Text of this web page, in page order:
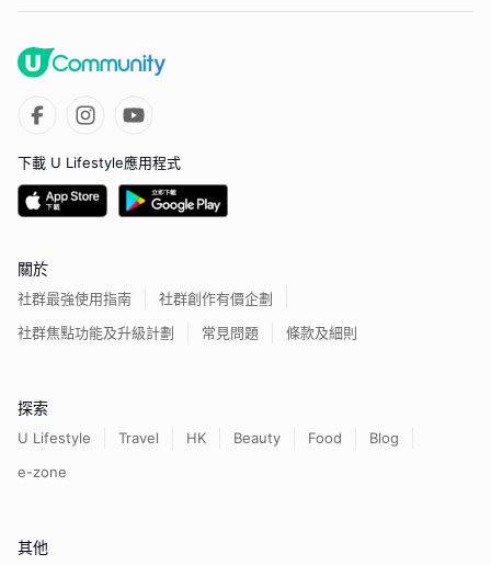
下載 U Lifestyle應用程式
關於
社群最強使用指南
社群創作有價企劃
社群焦點功能及升級計劃
常見問題 條款及細則
探索
U Lifestyle Travel HK Beauty Food
Blog
e-zone
其他